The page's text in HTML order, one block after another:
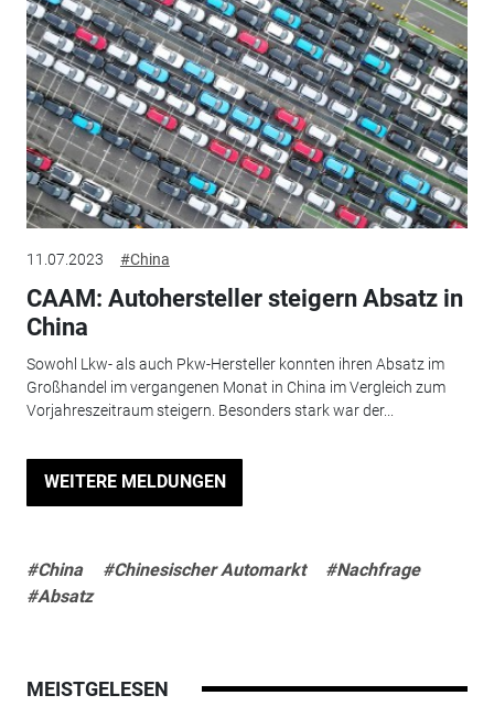
11.07.2023 #China
CAAM: Autohersteller steigern Absatz in
China
Sowohl Lkw- als auch Pkw-Hersteller konnten ihren Absatz im
Großhandel im vergangenen Monat in China im Vergleich zum
Vorjahreszeitraum steigern. Besonders stark war der...
WEITERE MELDUNGEN
#China #Chinesischer Automarkt
#Nachfrage
#Absatz
MEISTGELESEN